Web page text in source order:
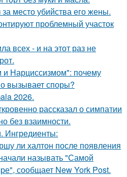
место убийства его жены.
проблемный участок
всех - и на этот раз не
Нарциссизмом": почему
вызывает споры?
2026.
рассказал о симпатии
без взаимности.
Ингредиенты:
ли халтон после появления
называть "Самой
сообщает New York Post.